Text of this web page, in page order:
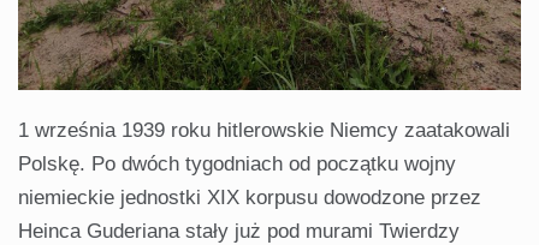
1 września 1939 roku hitlerowskie Niemcy zaatakowali
Polskę. Po dwóch tygodniach od początku wojny
niemieckie jednostki XIX korpusu dowodzone przez
Heinca Guderiana stały już pod murami Twierdzy